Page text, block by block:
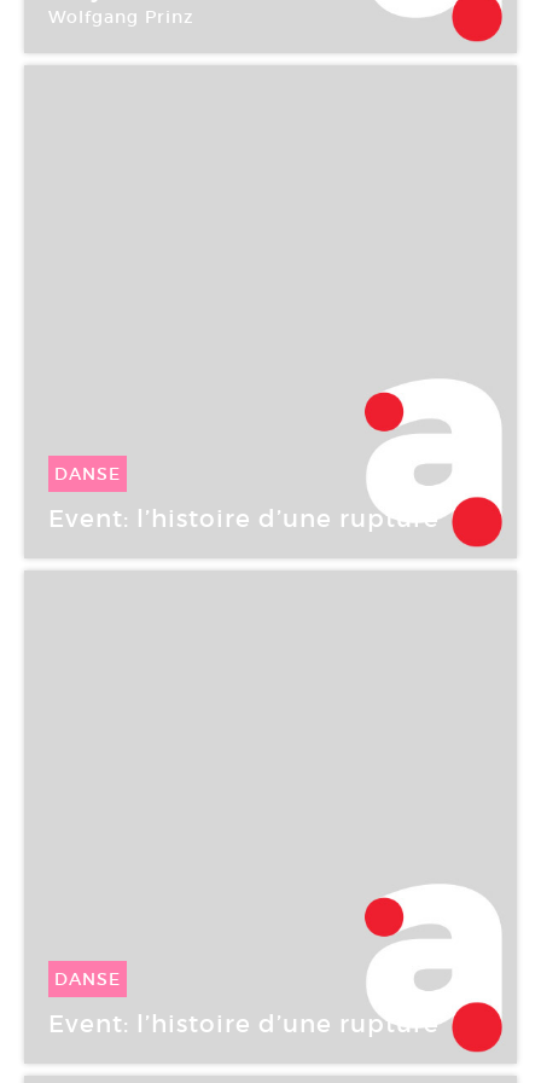
Wolfgang Prinz
DANSE
05 Fév -05 Fév 2005
Event: l’histoire d’une rupture
DANSE
12 Fév -12 Fév 2005
Event: l’histoire d’une rupture